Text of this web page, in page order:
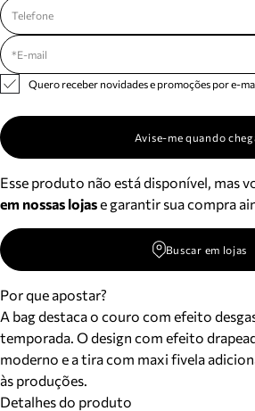
Quero receber novidades e promoções por e-
Avise-me quando
Esse produto não está disponível, mas
em nossas lojase garantir sua compra
Buscar em lojas
Por que apostar?
A bag destaca o couro com efeito
temporada. O design com efeito
moderno e a tira com maxi fivela
às produções.
Detalhes do produto